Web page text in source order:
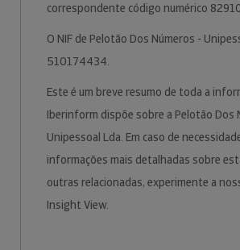
correspondente código numérico
O NIF de Pelotão Dos Números -
510174434.
Este é um breve resumo de toda a
Iberinform dispõe sobre a Pelotão Dos
Unipessoal Lda. Em caso de
informações mais detalhadas sobre
outras relacionadas, experimente a
Insight View.